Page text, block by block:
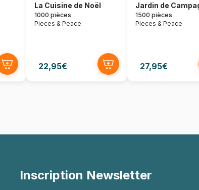
La Cuisine de Noël
1000 pièces
Pieces & Peace
22,95€
Jardin de
1500 pièces
Pieces & Peace
27,95€
Inscription Newsletter